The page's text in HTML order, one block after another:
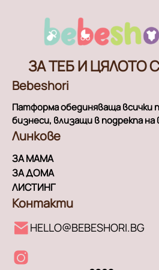
ЗА ТЕБ И ЦЯЛОТО
Bebeshori
Патформа обединяваща всички
бизнеси, влизащи в подрекпа
Линкове
ЗА МАМА
ЗА ДОМА
ЛИСТИНГ
Контакти
HELLO@BEBESHORI.BG